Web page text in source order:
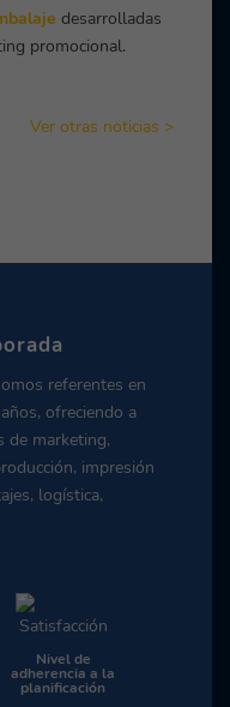
desarrolladas
promocional.
Ver otras noticias >
referentes en
ofreciendo a
de marketing,
impresión
logística,
Nivel de
adherencia a la
planificación